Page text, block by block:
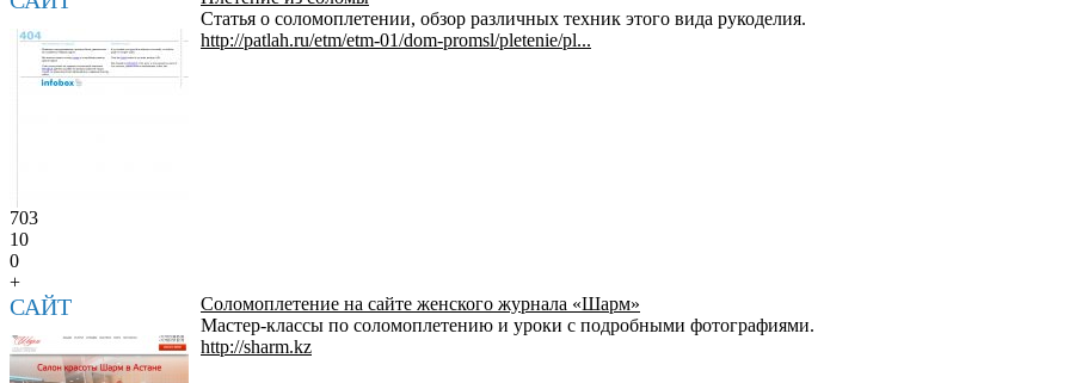
Статья о соломоплетении, обзор различных техник этого вида рукоделия.
http://patlah.ru/etm/etm-01/dom-promsl/pletenie/pl...
703
10
0
+
САЙТ
Соломоплетение на сайте женского журнала «Шарм»
Мастер-классы по соломоплетению и уроки с подробными фотографиями.
http://sharm.kz